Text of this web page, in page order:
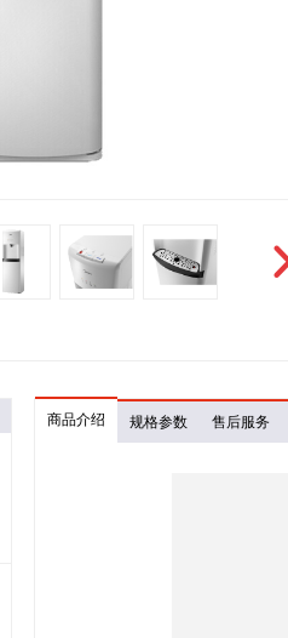
商品介绍 规格参数 售后服务